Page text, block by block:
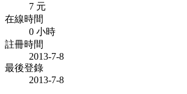
7 元
在線時間
0 小時
註冊時間
2013-7-8
最後登錄
2013-7-8